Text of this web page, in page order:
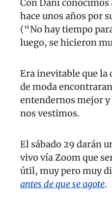
Con Dani
hace unos años por
(“No hay tiempo
luego, se hicieron
Era inevitable que la
de moda
entendernos mejor
nos vestimos.
El sábado 29 darán
vivo vía Zoom que
útil, muy pero muy
antes de que se agote.